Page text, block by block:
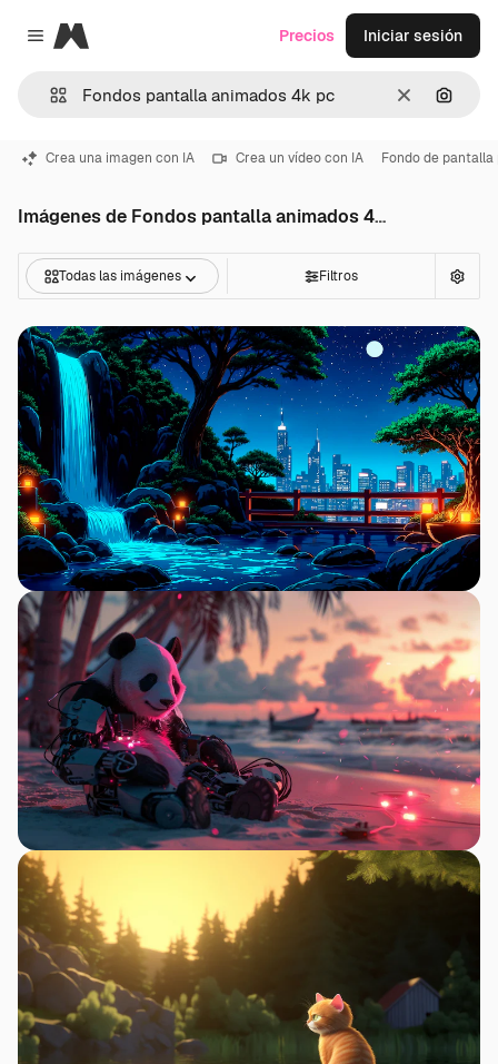
Close menu
Magnific
Borrar
Precios Iniciar sesión
Crea una imagen con IA Crea un vídeo con IA Fondo de pantalla
Imágenes de Fondos pantalla animados 4k pc
Todas las imágenes Filtros